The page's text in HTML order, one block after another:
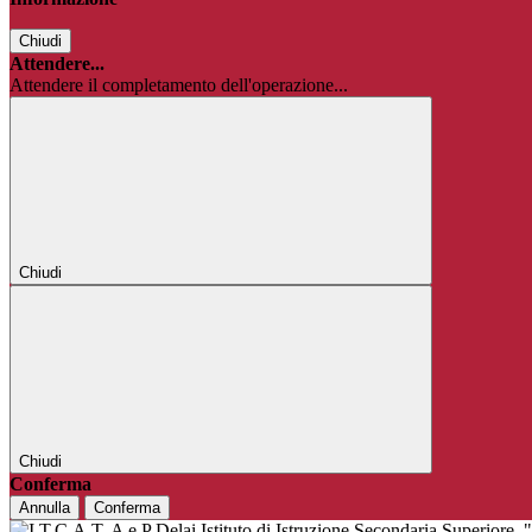
Chiudi
Attendere...
Attendere il completamento dell'operazione...
Chiudi
Chiudi
Conferma
Annulla Conferma